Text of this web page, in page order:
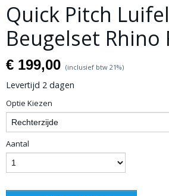
Quick Pitch Luifel
Beugelset Rhino
€ 199,00 (inclusief btw 21%)
Levertijd 2 dagen
Optie Kiezen
Aantal